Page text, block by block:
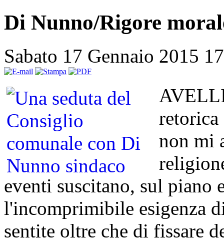
Di Nunno/Rigore
Sabato 17 Gennaio 2015
retorica
non mi
eventi suscitano, sul piano
l'incomprimibile esigenza
sentite oltre che di fissare